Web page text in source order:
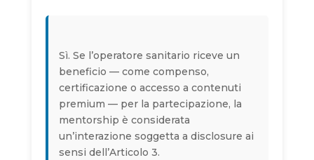
Sì. Se l’operatore sanitario riceve un
beneficio — come compenso,
certificazione o accesso a contenuti
premium — per la partecipazione, la
mentorship è considerata
un’interazione soggetta a disclosure ai
sensi dell’Articolo 3.